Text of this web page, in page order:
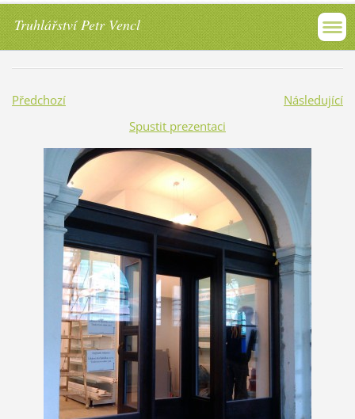
Truhlářství Petr Vencl
Předchozí
Následující
Spustit prezentaci